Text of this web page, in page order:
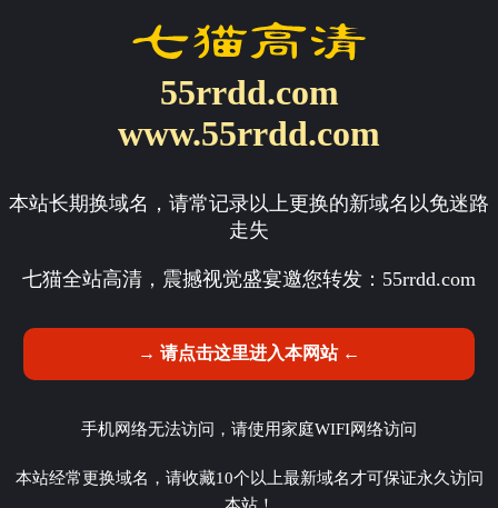
55rrdd.com
www.55rrdd.com
本站长期换域名，请常记录以上更换的新域名以免迷路
走失
七猫全站高清，震撼视觉盛宴邀您转发： 55rrdd.com
→ 请点击这里进入本网站 ←
手机网络无法访问，请使用家庭WIFI网络访问
本站经常更换域名，请收藏10个以上最新域名才可保证永久访问
本站！